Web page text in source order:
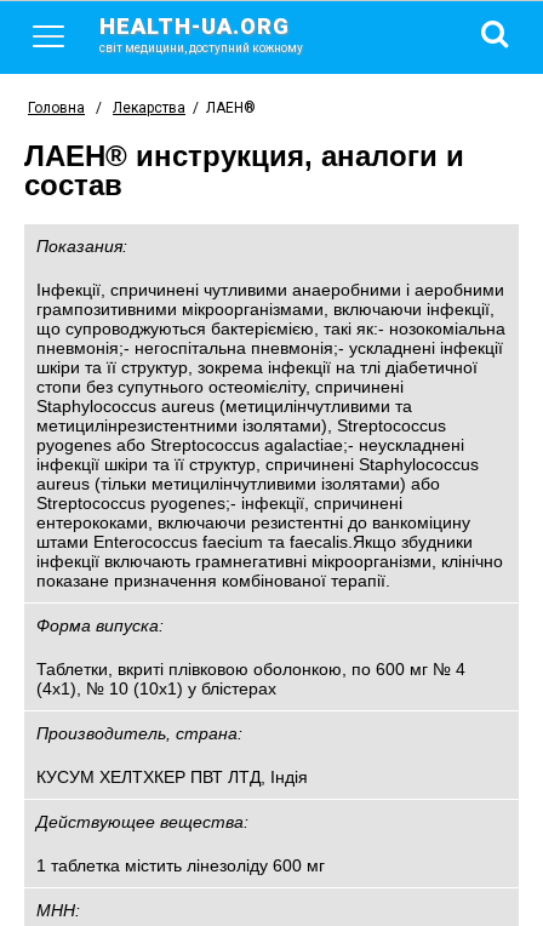
HEALTH-UA.ORG
світ медицини, доступний кожному
Головна / Лекарства / ЛАЕН®
ЛАЕН® инструкция, аналоги и
состав
Показания:
Інфекції, спричинені чутливими анаеробними і аеробними
грампозитивними мікроорганізмами, включаючи інфекції,
що супроводжуються бактеріємією, такі як:- нозокоміальна
пневмонія;- негоспітальна пневмонія;- ускладнені інфекції
шкіри та її структур, зокрема інфекції на тлі діабетичної
стопи без супутнього остеомієліту, спричинені
Staphylococcus aureus (метицилінчутливими та
метицилінрезистентними ізолятами), Streptococcus
pyogenes або Streptococcus agalactiae;- неускладнені
інфекції шкіри та її структур, спричинені Staphylococcus
aureus (тільки метицилінчутливими ізолятами) або
Streptococcus pyogenes;- інфекції, спричинені
ентерококами, включаючи резистентні до ванкоміцину
штами Enterococcus faecium та faecalis.Якщо збудники
інфекції включають грамнегативні мікроорганізми, клінічно
показане призначення комбінованої терапії.
Форма випуска:
Таблетки, вкриті плівковою оболонкою, по 600 мг № 4
(4х1), № 10 (10х1) у блістерах
Производитель, страна:
КУСУМ ХЕЛТХКЕР ПВТ ЛТД, Індія
Действующее вещества:
1 таблетка містить лінезоліду 600 мг
МНН: